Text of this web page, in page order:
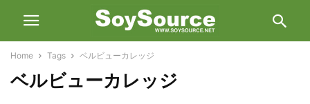
Home Tags ベルビューカレッジ
ベルビューカレッジ